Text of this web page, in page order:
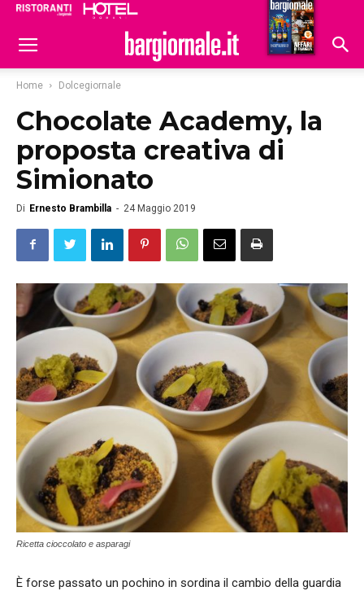
Hoteldomani
Home Dolcegiornale
Chocolate Academy, la
proposta creativa di
Simionato
Di Ernesto Brambilla - 24 Maggio 2019
Ricetta cioccolato e asparagi
È forse passato un pochino in sordina il cambio della guardia